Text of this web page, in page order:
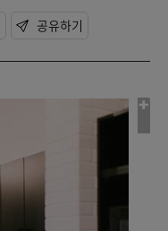
공유하기
+14